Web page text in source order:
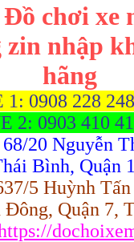
chơi xe
zin nhập
hãng
0908 228
2: 0903 410
20 Nguyễn
Bình, Quận
5 Huỳnh Tấn
Đông, Quận 7,